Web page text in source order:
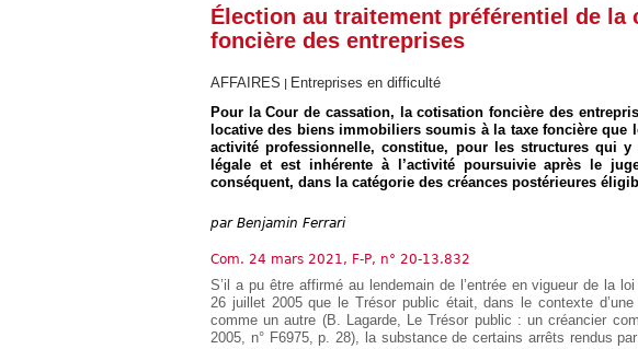
Élection au traitement préférentiel de la
foncière des entreprises
AFFAIRES
Entreprises en difficulté
Pour la Cour de cassation, la cotisation foncière des
locative des biens immobiliers soumis à la taxe foncière
activité professionnelle, constitue, pour les structures qui
légale et est inhérente à l’activité poursuivie après le
conséquent, dans la catégorie des créances postérieures
par Benjamin Ferrari
Com. 24 mars 2021, F-P, n° 20-13.832
S’il a pu être affirmé au lendemain de l’entrée en vigueur de la
26 juillet 2005 que le Trésor public était, dans le contexte
comme un autre (B. Lagarde, Le Trésor public : un créancier
2005, n° F6975, p. 28), la substance de certains arrêts rendus